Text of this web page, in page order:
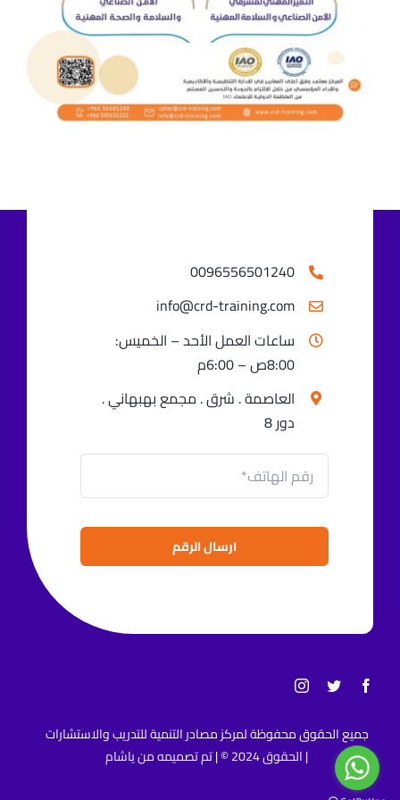
اتصل بنا
0096556501240⁩
info@crd-training.com
ساعات العمل الأحد – الخميس:
8:00ص – 6:00م
العاصمة . شرق . مجمع بهبهاني .
دور 8
ارسال الرقم
جميع الحقوق محفوظة لمركز مصادر التنمية للتدريب والاستشارات
| الحقوق 2024 © | تم تصميمه من
ياشام